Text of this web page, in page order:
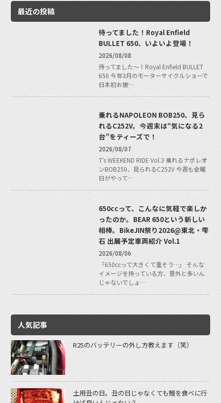
最近の投稿
待ってました！Royal Enfield
BULLET 650、いよいよ登場！
2026/08/08
待ってました〜！Royal Enfield BULLET
650 今年3月のモーターサイクルショーで
日本初お披…
乗れるNAPOLEON BOB250、見ら
れるC252V。今週末は“気になる2
台”をティーズで！
2026/08/07
T's WEEKEND RIDE Vol.3 乗れるナポレオ
ンBOB250、見られるC252V 今週も金曜
日がやって…
650ccって、こんなに気軽で楽しか
ったのか。BEAR 650という新しい
相棒。BikeJIN祭り2026@東北・雫
石 出展予定車両紹介 Vol.1
2026/08/06
「650ccって大きくて重そう…」 そんな
イメージを持っている方、意外と多いん
じゃないでしょ…
人気記事
R25のバッテリーの外し方教えます（笑）
土用丑の日。丑の日じゃなくても鰻を食べに行